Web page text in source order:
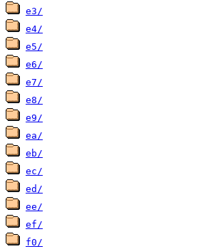
e3/
e4/
e5/
e6/
e7/
e8/
e9/
ea/
eb/
ec/
ed/
ee/
ef/
f0/